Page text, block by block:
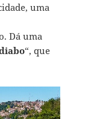
uma
Dá uma
“, que